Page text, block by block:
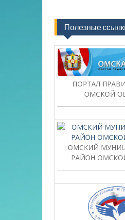
Полезные
ПОРТАЛ
ОМСКОЙ
ОМСКИЙ
РАЙОН